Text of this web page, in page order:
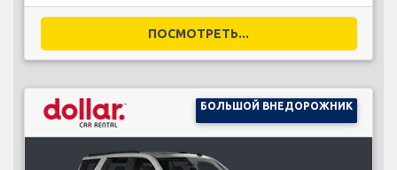
ПОСМОТРЕТЬ...
БОЛЬШОЙ ВНЕДОРОЖНИК